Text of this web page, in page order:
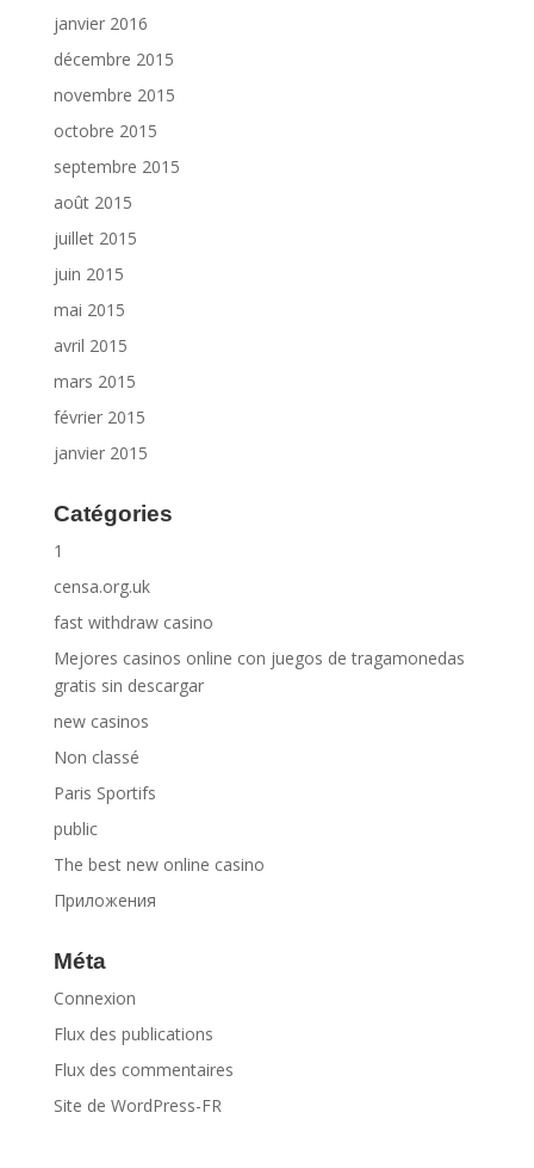
janvier 2016
décembre 2015
novembre 2015
octobre 2015
septembre 2015
août 2015
juillet 2015
juin 2015
mai 2015
avril 2015
mars 2015
février 2015
janvier 2015
Catégories
1
censa.org.uk
fast withdraw casino
Mejores casinos online con juegos de tragamonedas
gratis sin descargar
new casinos
Non classé
Paris Sportifs
public
The best new online casino
Приложения
Méta
Connexion
Flux des publications
Flux des commentaires
Site de WordPress-FR